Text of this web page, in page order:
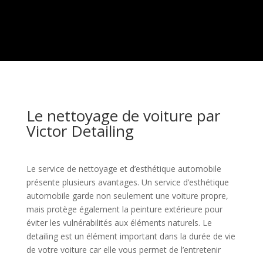
Le nettoyage de voiture par
Victor Detailing
Le service de nettoyage et d’esthétique automobile
présente plusieurs avantages. Un service d’esthétique
automobile garde non seulement une voiture propre,
mais protège également la peinture extérieure pour
éviter les vulnérabilités aux éléments naturels. Le
detailing est un élément important dans la durée de vie
de votre voiture car elle vous permet de l’entretenir